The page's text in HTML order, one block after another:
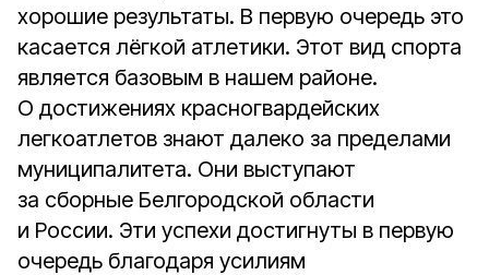
хорошие результаты. В первую очередь это
касается лёгкой атлетики. Этот вид спорта
является базовым в нашем районе.
О достижениях красногвардейских
легкоатлетов знают далеко за пределами
муниципалитета. Они выступают
за сборные Белгородской области
и России. Эти успехи достигнуты в первую
очередь благодаря усилиям